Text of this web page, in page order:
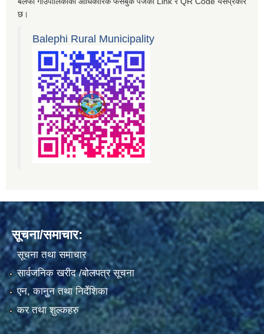
छ।
Balephi Rural Municipality
सूचना/समाचार:
सूचना तथा समाचार
सार्वजनिक खरीद /बोलपत्र सूचना
एन, कानुन तथा निर्देशिका
कर तथा शुल्कहरु